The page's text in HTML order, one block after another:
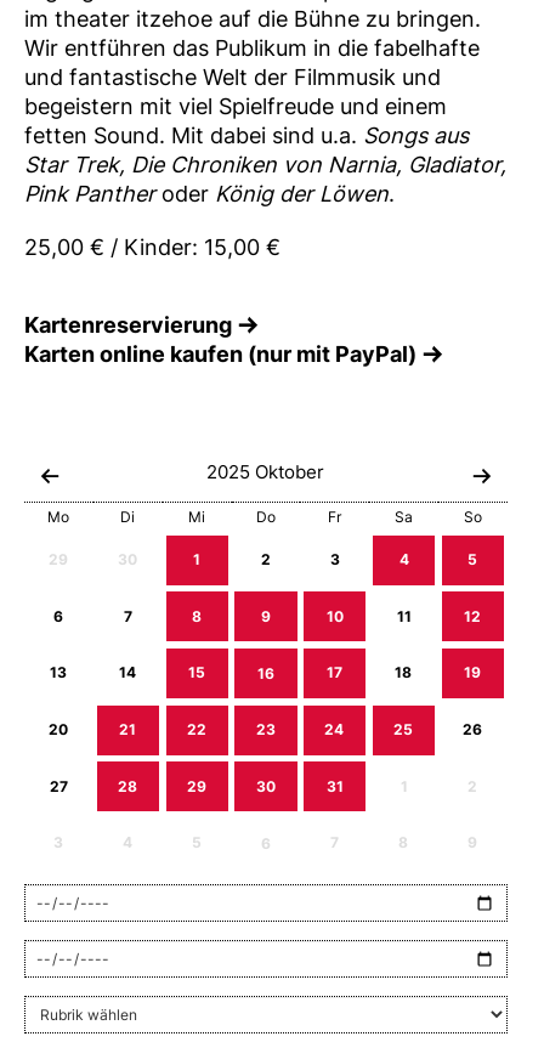
im theater itzehoe auf die Bühne zu bringen.
Wir entführen das Publikum in die fabelhafte
und fantastische Welt der Filmmusik und
begeistern mit viel Spielfreude und einem
fetten Sound. Mit dabei sind u.a. Songs aus
Star Trek, Die Chroniken von Narnia, Gladiator,
Pink Pantheroder König der Löwen.
25,00 € / Kinder: 15,00 €
Kartenreservierung
Karten online kaufen (nur mit PayPal)
2025 Oktober
Mo Di Mi Do Fr Sa So
29 30 1 2 3 4 5
6 7 8 9 10 11 12
13 14 15 16 17 18 19
20 21 22 23 24 25 26
27 28 29 30 31 1 2
3 4 5 6 7 8 9